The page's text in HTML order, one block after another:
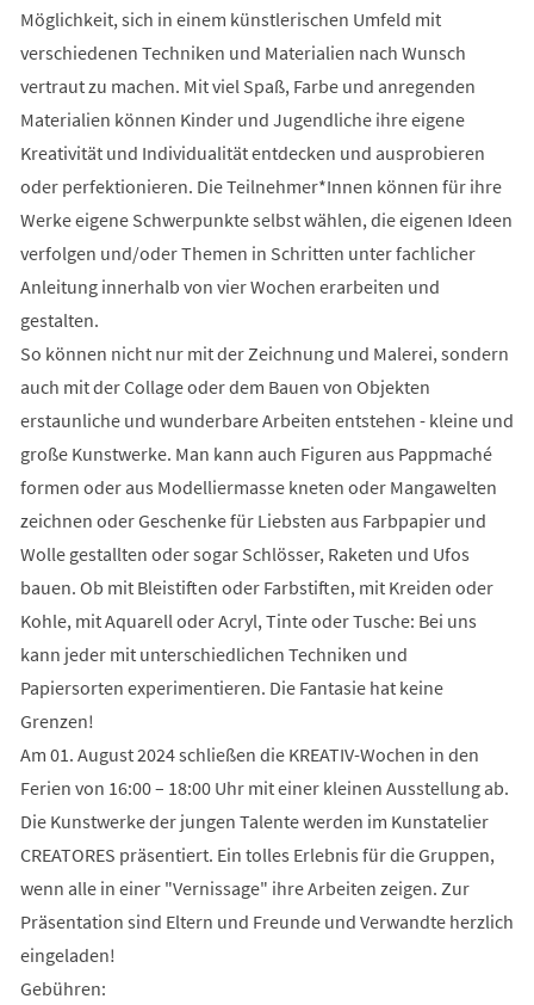
Möglichkeit, sich in einem künstlerischen Umfeld mit
verschiedenen Techniken und Materialien nach Wunsch
vertraut zu machen. Mit viel Spaß, Farbe und anregenden
Materialien können Kinder und Jugendliche ihre eigene
Kreativität und Individualität entdecken und ausprobieren
oder perfektionieren. Die Teilnehmer*Innen können für ihre
Werke eigene Schwerpunkte selbst wählen, die eigenen Ideen
verfolgen und/oder Themen in Schritten unter fachlicher
Anleitung innerhalb von vier Wochen erarbeiten und
gestalten.
So können nicht nur mit der Zeichnung und Malerei, sondern
auch mit der Collage oder dem Bauen von Objekten
erstaunliche und wunderbare Arbeiten entstehen - kleine und
große Kunstwerke. Man kann auch Figuren aus Pappmaché
formen oder aus Modelliermasse kneten oder Mangawelten
zeichnen oder Geschenke für Liebsten aus Farbpapier und
Wolle gestallten oder sogar Schlösser, Raketen und Ufos
bauen. Ob mit Bleistiften oder Farbstiften, mit Kreiden oder
Kohle, mit Aquarell oder Acryl, Tinte oder Tusche: Bei uns
kann jeder mit unterschiedlichen Techniken und
Papiersorten experimentieren. Die Fantasie hat keine
Grenzen!
Am 01. August 2024 schließen die KREATIV-Wochen in den
Ferien von 16:00 – 18:00 Uhr mit einer kleinen Ausstellung ab.
Die Kunstwerke der jungen Talente werden im Kunstatelier
CREATORES präsentiert. Ein tolles Erlebnis für die Gruppen,
wenn alle in einer "Vernissage" ihre Arbeiten zeigen. Zur
Präsentation sind Eltern und Freunde und Verwandte herzlich
eingeladen!
Gebühren: